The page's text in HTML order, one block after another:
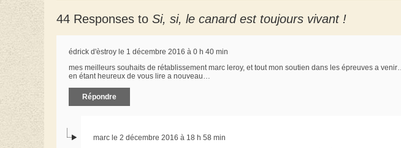
44 Responses to Si, si, le canard est toujours vivant !
édrick d'èstroy le 1 décembre 2016 à 0 h 40 min
mes meilleurs souhaits de rétablissement marc leroy, et tout mon soutien dans les épreuves a venir…
en étant heureux de vous lire a nouveau…
Répondre
marc le 2 décembre 2016 à 18 h 58 min